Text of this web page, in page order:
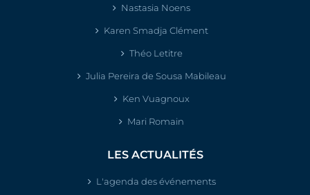
Nastasia Noens
Karen Smadja Clément
Théo Letitre
Julia Pereira de Sousa Mabileau
Ken Vuagnoux
Mari Romain
LES ACTUALITÉS
L'agenda des événements